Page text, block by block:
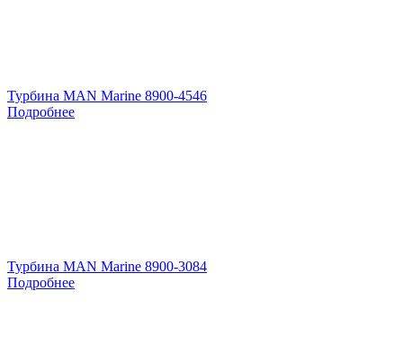
Турбина MAN Marine 8900-4546
Подробнее
Турбина MAN Marine 8900-3084
Подробнее